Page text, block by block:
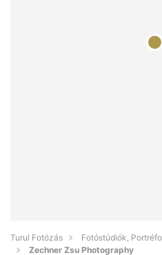
Turul Fotózás
Fotóstúdiók,
Zechner Zsu Photography